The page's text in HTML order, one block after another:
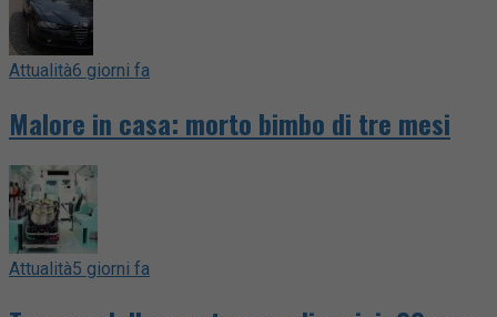
Attualità6 giorni fa
Malore in casa: morto bimbo di tre mesi
Attualità5 giorni fa